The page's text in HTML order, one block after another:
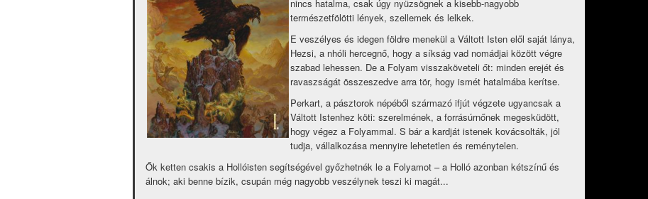
nincs hatalma, csak úgy nyüzsögnek a kisebb-nagyobb
természetfölötti lények, szellemek és lelkek.
E veszélyes és idegen földre menekül a Váltott Isten elől saját lánya,
Hezsi, a nhóli hercegnő, hogy a síkság vad nomádjai között végre
szabad lehessen. De a Folyam visszaköveteli őt: minden erejét és
ravaszságát összeszedve arra tör, hogy ismét hatalmába kerítse.
Perkart, a pásztorok népéből származó ifjút végzete ugyancsak a
Váltott Istenhez köti: szerelmének, a forrásúrnőnek megesküdött,
hogy végez a Folyammal. S bár a kardját istenek kovácsolták, jól
tudja, vállalkozása mennyire lehetetlen és reménytelen.
Ők ketten csakis a Hollóisten segítségével győzhetnék le a Folyamot – a Holló azonban kétszínű és
álnok; aki benne bízik, csupán még nagyobb veszélynek teszi ki magát...